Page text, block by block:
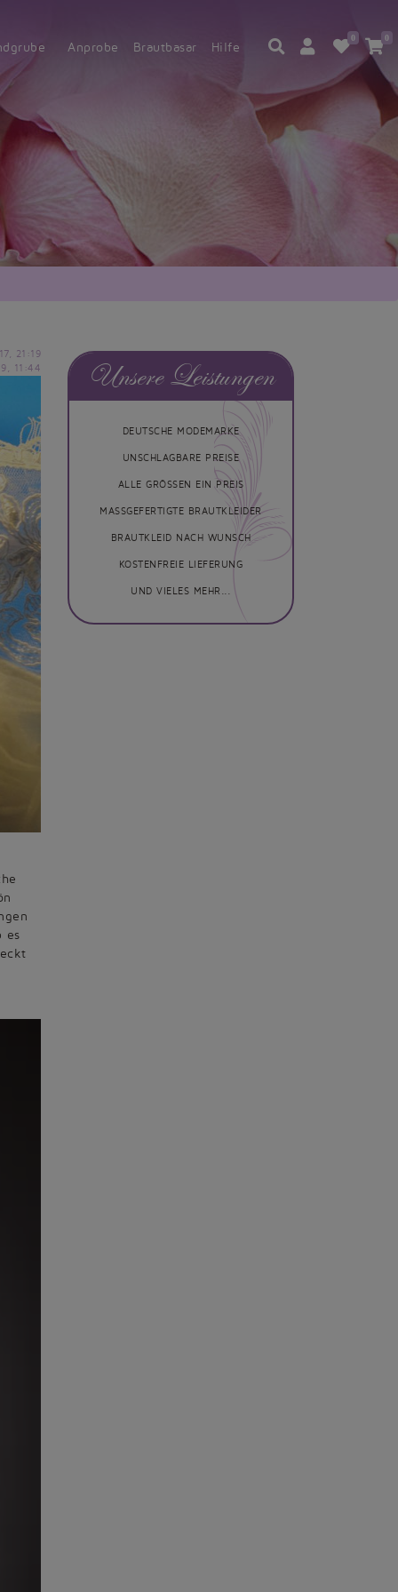
Anprobe Brautbasar Hilfe
0 0
21:19
11:44
es
Unsere Leistungen
DEUTSCHE MODEMARKE
UNSCHLAGBARE PREISE
ALLE GRÖSSEN EIN PREIS
MASSGEFERTIGTE BRAUTKLEIDER
BRAUTKLEID NACH WUNSCH
KOSTENFREIE LIEFERUNG
UND VIELES MEHR...